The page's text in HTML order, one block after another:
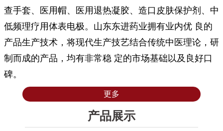
查手套、医用帽、医用退热凝胶、造口皮肤保护剂、中
低频理疗用体表电极。山东东进药业拥有业内优 良的
产品生产技术，将现代生产技艺结合传统中医理论，研
制而成的产品，均有非常稳 定的市场基础以及良好口
碑。
更多
产品展示